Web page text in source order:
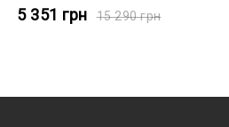
5 351 грн 15 290грн